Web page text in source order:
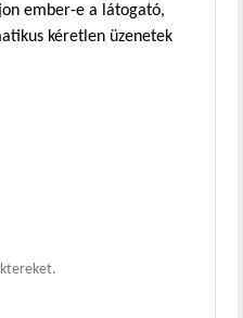
ember-e a látogató,
kéretlen üzenetek